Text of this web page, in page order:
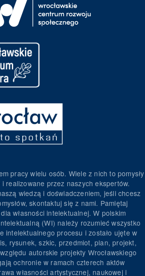
pracy wielu osób. Wiele z nich to pomysły
realizowane przez naszych ekspertów.
wiedzą i doświadczeniem, jeśli chcesz
skontaktuj się z nami. Pamiętaj
własności intelektualnej. W polskim
(WI) należy rozumieć wszystko
intelektualnego procesu i zostało ujęte w
rysunek, szkic, przedmiot, plan, projekt,
autorskie projekty Wrocławskiego
ochronie w ramach czterech aktów
własności artystycznej, naukowej i